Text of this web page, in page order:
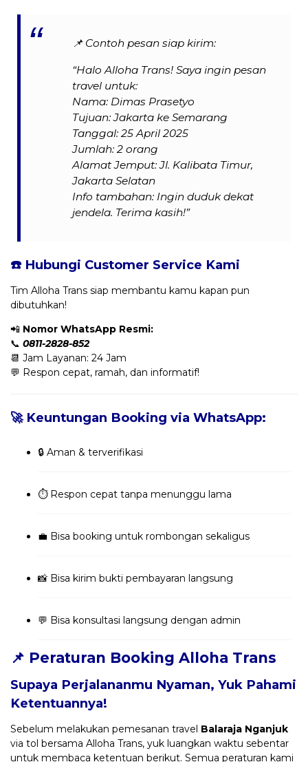
📌 Contoh pesan siap kirim:
“Halo Alloha Trans! Saya ingin pesan
travel untuk:
Nama: Dimas Prasetyo
Tujuan: Jakarta ke Semarang
Tanggal: 25 April 2025
Jumlah: 2 orang
Alamat Jemput: Jl. Kalibata Timur,
Jakarta Selatan
Info tambahan: Ingin duduk dekat
jendela. Terima kasih!”
☎️ Hubungi Customer Service Kami
Tim Alloha Trans siap membantu kamu kapan pun
dibutuhkan!
📲 Nomor WhatsApp Resmi:
📞 0811-2828-852
📆 Jam Layanan: 24 Jam
💬 Respon cepat, ramah, dan informatif!
🚀 Keuntungan Booking via WhatsApp:
🔒 Aman & terverifikasi
⏱️ Respon cepat tanpa menunggu lama
💼 Bisa booking untuk rombongan sekaligus
📸 Bisa kirim bukti pembayaran langsung
💬 Bisa konsultasi langsung dengan admin
📌 Peraturan Booking Alloha Trans
Supaya Perjalananmu Nyaman, Yuk Pahami
Ketentuannya!
Sebelum melakukan pemesanan travel Balaraja Nganjuk
via tol bersama Alloha Trans, yuk luangkan waktu sebentar
untuk membaca ketentuan berikut. Semua peraturan kami